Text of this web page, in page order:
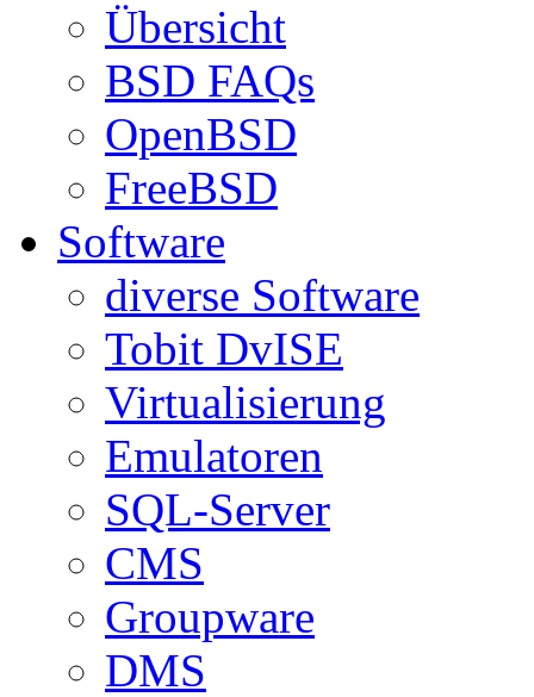
Übersicht
BSD FAQs
OpenBSD
FreeBSD
Software
diverse Software
Tobit DvISE
Virtualisierung
Emulatoren
SQL-Server
CMS
Groupware
DMS